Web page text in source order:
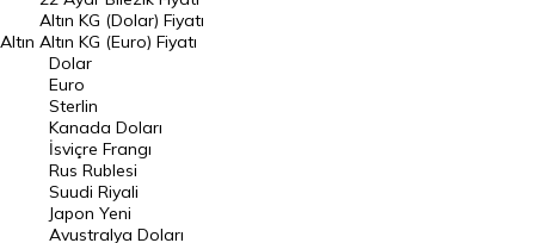
Dolar Kuru
Euro Kuru
Pound Kuru
Frank Kuru
Riyal Kuru
Avustralya Doları
Altın
Altın KG (Dolar) Fiyatı
Altın KG (Euro) Fiyatı
Dolar
Euro
Sterlin
Kanada Doları
İsviçre Frangı
Rus Rublesi
Suudi Riyali
Japon Yeni
Avustralya Doları